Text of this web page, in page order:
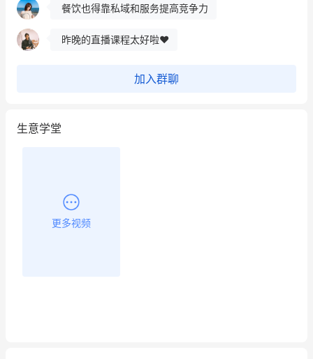
餐饮也得靠私域和服务提高竞争力
昨晚的直播课程太好啦❤️
加入群聊
生意学堂
更多视频